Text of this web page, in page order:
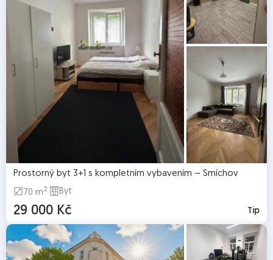
Prostorný byt 3+1 s kompletním vybavením – Smíchov
70 m2 Byt
29 000 Kč Tip